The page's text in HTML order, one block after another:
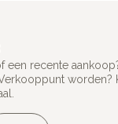
recente
Verkooppunt